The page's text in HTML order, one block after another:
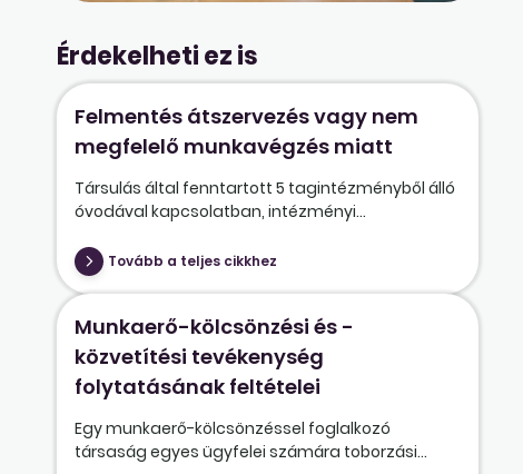
Érdekelheti ez is
Felmentés átszervezés vagy nem
megfelelő munkavégzés miatt
Társulás által fenntartott 5 tagintézményből álló
óvodával kapcsolatban, intézményi...
Tovább a teljes cikkhez
Munkaerő-kölcsönzési és -
közvetítési tevékenység
folytatásának feltételei
Egy munkaerő-kölcsönzéssel foglalkozó
társaság egyes ügyfelei számára toborzási...